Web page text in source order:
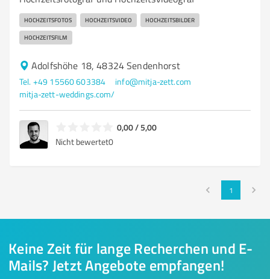
HOCHZEITSFOTOS HOCHZEITSVIDEO HOCHZEITSBILDER
HOCHZEITSFILM
Adolfshöhe 18, 48324 Sendenhorst
Tel. +49 15560 603384
info@mitja-zett.com
mitja-zett-weddings.com/
0,00 / 5,00
Nicht bewertet0
1
Keine Zeit für lange Recherchen und E-
Mails? Jetzt Angebote empfangen!